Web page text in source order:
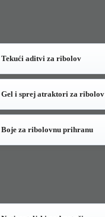
Tekući aditvi za ribolov
Gel i sprej atraktori za ribolov
Boje za ribolovnu prihranu